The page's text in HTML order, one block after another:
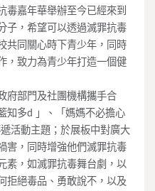
毒嘉年華舉辦至今已經來到
子，希望可以透過滅罪抗毒
共同關心時下青少年，同時
，致力為青少年打造一個健
府部門及社團機構攜手合
知多d 」、「媽媽不必擔心
活動主題；於展板中對廣大
害，同時增強他們滅罪抗毒
素，如滅罪抗毒舞台劇，以
拒絕毒品、勇敢說不，以及